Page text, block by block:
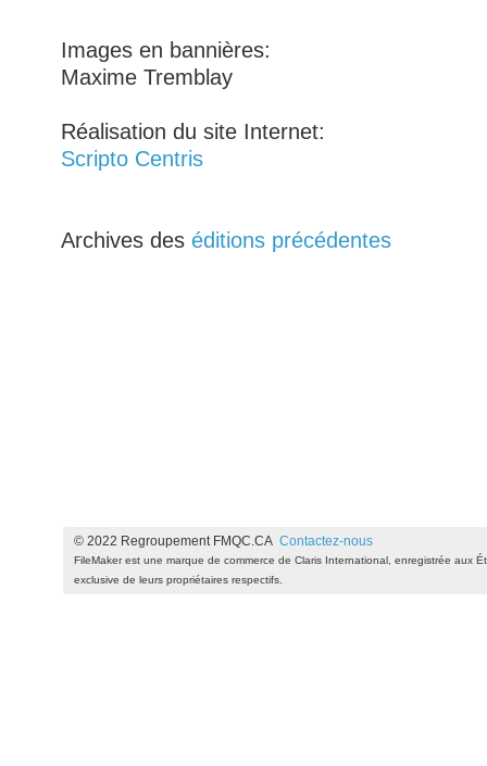
Images en bannières:
Maxime Tremblay
Réalisation du site Internet:
Scripto Centris
Archives des éditions précédentes
© 2022 Regroupement FMQC.CA Contactez-nous
FileMaker est une marque de commerce de Claris International, enregistrée aux
exclusive de leurs propriétaires respectifs.